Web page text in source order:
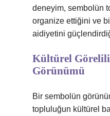
deneyim, sembolün
organize ettiğini ve
aidiyetini
Kültürel
Görünümü
Bir sembolün
topluluğun kültürel